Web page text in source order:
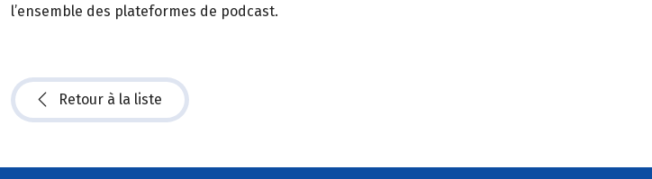
l’ensemble des plateformes de podcast.
Retour à la liste